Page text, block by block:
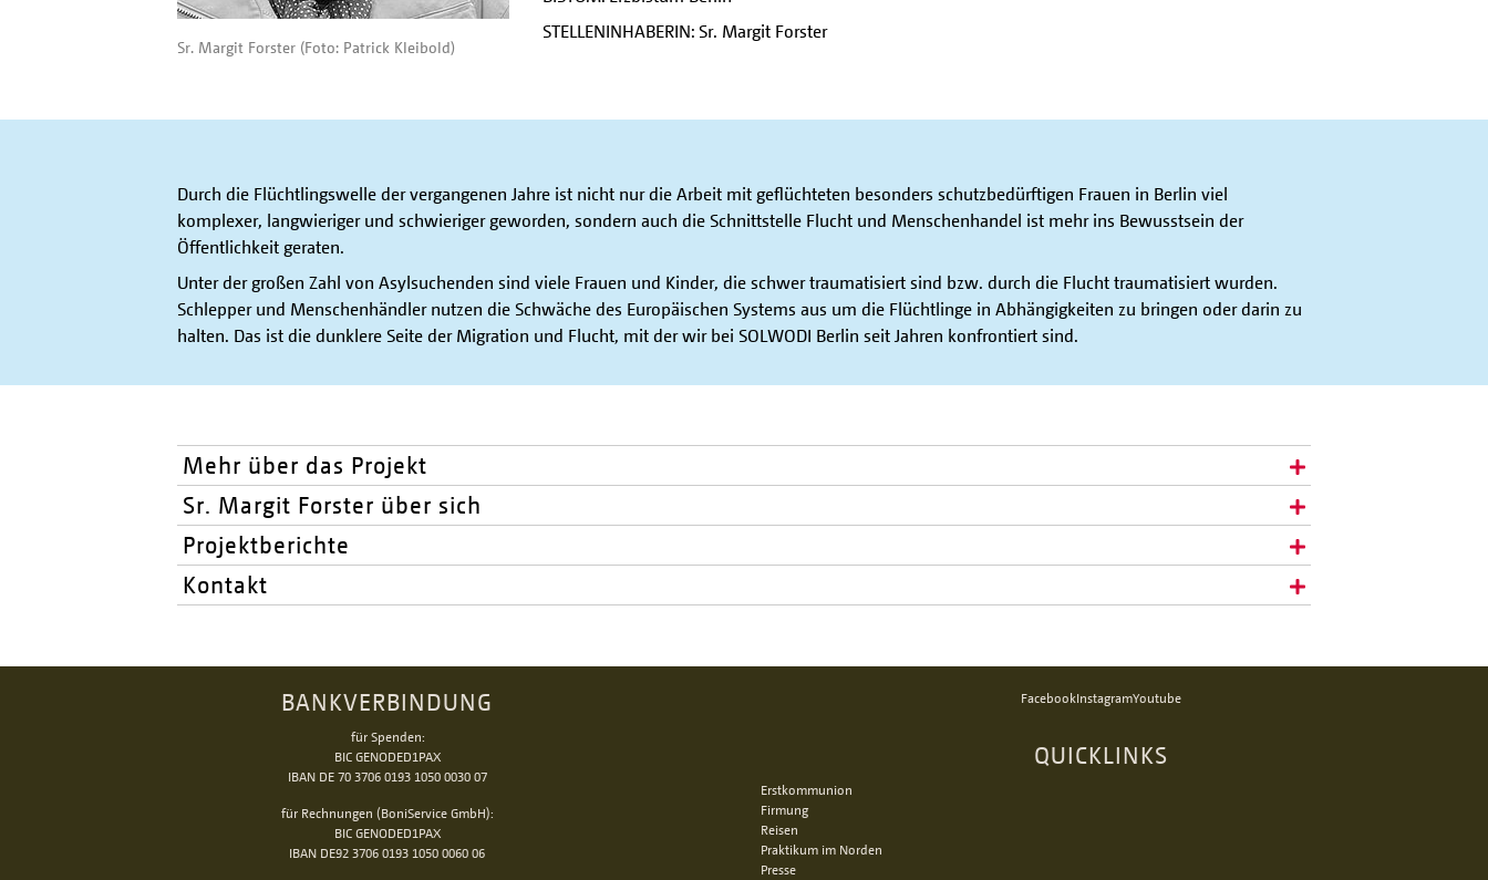
Sr. Margit Forster (Foto: Patrick Kleibold)
STELLENINHABERIN: Sr. Margit Forster
Durch die Flüchtlingswelle der vergangenen Jahre ist nicht nur die Arbeit mit geflüchteten besonders schutzbedürftigen Frauen in Berlin viel
komplexer, langwieriger und schwieriger geworden, sondern auch die Schnittstelle Flucht und Menschenhandel ist mehr ins Bewusstsein der
Öffentlichkeit geraten.
Unter der großen Zahl von Asylsuchenden sind viele Frauen und Kinder, die schwer traumatisiert sind bzw. durch die Flucht traumatisiert wurden.
Schlepper und Menschenhändler nutzen die Schwäche des Europäischen Systems aus um die Flüchtlinge in Abhängigkeiten zu bringen oder darin zu
halten. Das ist die dunklere Seite der Migration und Flucht, mit der wir bei SOLWODI Berlin seit Jahren konfrontiert sind.
Mehr über das Projekt
Sr. Margit Forster über sich
Projektberichte
Kontakt
BANKVERBINDUNG
für Spenden:
BIC GENODED1PAX
IBAN DE 70 3706 0193 1050 0030 07
für Rechnungen (BoniService GmbH):
BIC GENODED1PAX
IBAN DE92 3706 0193 1050 0060 06
FacebookInstagramYoutube
QUICKLINKS
Erstkommunion
Firmung
Reisen
Praktikum im Norden
Presse